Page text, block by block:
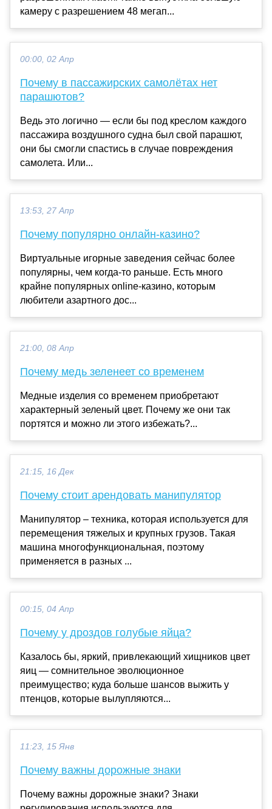
камеру с разрешением 48 мегап...
00:00, 02 Апр
Почему в пассажирских самолётах нет
парашютов?
Ведь это логично — если бы под креслом каждого
пассажира воздушного судна был свой парашют,
они бы смогли спастись в случае повреждения
самолета. Или...
13:53, 27 Апр
Почему популярно онлайн-казино?
Виртуальные игорные заведения сейчас более
популярны, чем когда-то раньше. Есть много
крайне популярных online-казино, которым
любители азартного дос...
21:00, 08 Апр
Почему медь зеленеет со временем
Медные изделия со временем приобретают
характерный зеленый цвет. Почему же они так
портятся и можно ли этого избежать?...
21:15, 16 Дек
Почему стоит арендовать манипулятор
Манипулятор – техника, которая используется для
перемещения тяжелых и крупных грузов. Такая
машина многофункциональная, поэтому
применяется в разных ...
00:15, 04 Апр
Почему у дроздов голубые яйца?
Казалось бы, яркий, привлекающий хищников цвет
яиц — сомнительное эволюционное
преимущество; куда больше шансов выжить у
птенцов, которые вылупляются...
11:23, 15 Янв
Почему важны дорожные знаки
Почему важны дорожные знаки? Знаки